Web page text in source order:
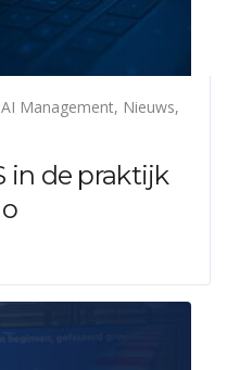
AI Management, Nieuws,
in de praktijk